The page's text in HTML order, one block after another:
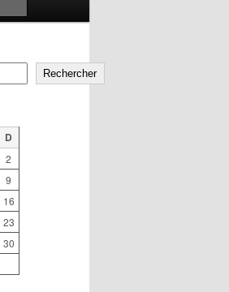
Rechercher
D
2
9
16
23
30